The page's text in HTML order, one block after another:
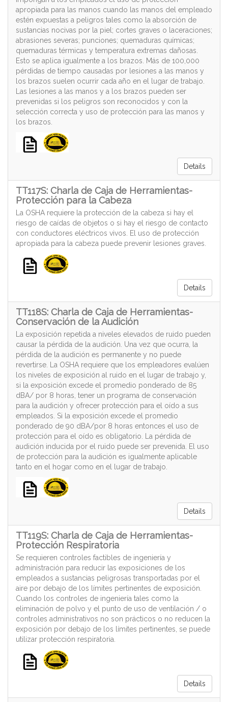
apropiada para las manos cuando las manos del empleado
estén expuestas a peligros tales como la absorción de
sustancias nocivas por la piel; cortes graves o laceraciones;
abrasiones severas; punciones; quemaduras químicas;
quemaduras térmicas y temperatura extremas dañosas.
Esto se aplica igualmente a los brazos. Más de 100,000
pérdidas de tiempo causadas por lesiones a las manos y
los brazos suelen ocurrir cada año en el lugar de trabajo.
Las lesiones a las manos y a los brazos pueden ser
prevenidas si los peligros son reconocidos y con la
selección correcta y uso de protección para las manos y
los brazos.
Details
TT117S: Charla de Caja de Herramientas-
Protección para la Cabeza
La OSHA requiere la protección de la cabeza si hay el
riesgo de caídas de objetos o si hay el riesgo de contacto
con conductores eléctricos vivos. El uso de protección
apropiada para la cabeza puede prevenir lesiones graves.
Details
TT118S: Charla de Caja de Herramientas-
Conservación de la Audición
La exposición repetida a niveles elevados de ruido pueden
causar la pérdida de la audición. Una vez que ocurra, la
pérdida de la audición es permanente y no puede
revertirse. La OSHA requiere que los empleadores evalúen
los niveles de exposición al ruido en el lugar de trabajo y,
si la exposición excede el promedio ponderado de 85
dBA/ por 8 horas, tener un programa de conservación
para la audición y ofrecer protección para el oído a sus
empleados. Si la exposición excede el promedio
ponderado de 90 dBA/por 8 horas entonces el uso de
protección para el oído es obligatorio. La pérdida de
audición inducida por el ruido puede ser prevenida. El uso
de protección para la audición es igualmente aplicable
tanto en el hogar como en el lugar de trabajo.
Details
TT119S: Charla de Caja de Herramientas-
Protección Respiratoria
Se requieren controles factibles de ingeniería y
administración para reducir las exposiciones de los
empleados a sustancias peligrosas transportadas por el
aire por debajo de los límites pertinentes de exposición.
Cuando los controles de ingeniería tales como la
eliminación de polvo y el punto de uso de ventilación / o
controles administrativos no son prácticos o no reducen la
exposición por debajo de los límites pertinentes, se puede
utilizar protección respiratoria.
Details